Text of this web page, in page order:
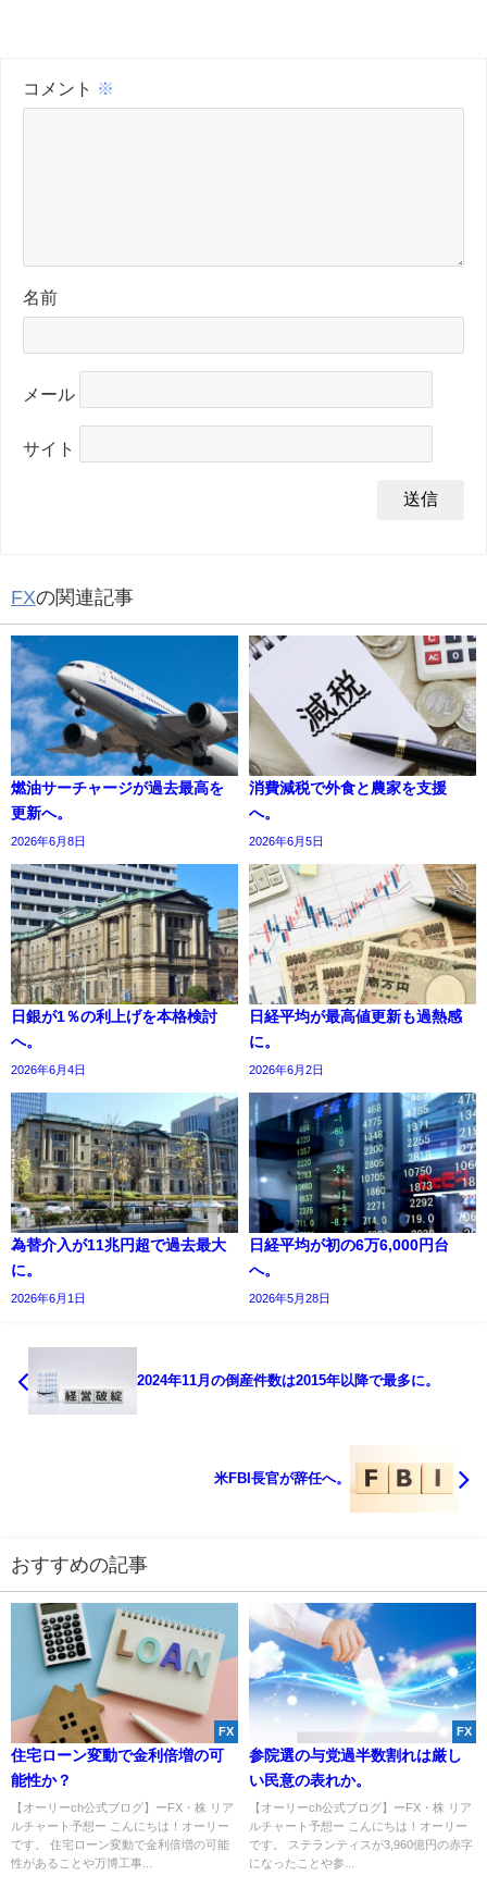
コメント ※
名前
メール
サイト
FXの関連記事
燃油サーチャージが過去最高を
更新へ。
2026年6月8日
消費減税で外食と農家を支援
へ。
2026年6月5日
日銀が1％の利上げを本格検討
へ。
2026年6月4日
日経平均が最高値更新も過熱感
に。
2026年6月2日
為替介入が11兆円超で過去最大
に。
2026年6月1日
日経平均が初の6万6,000円台
へ。
2026年5月28日
2024年11月の倒産件数は2015年以降で最多に。
米FBI長官が辞任へ。
おすすめの記事
FX
住宅ローン変動で金利倍増の可
能性か？
【オーリーch公式ブログ】ーFX・株 リア
ルチャート予想ー こんにちは！オーリー
です。 住宅ローン変動で金利倍増の可能
性があることや万博工事...
FX
参院選の与党過半数割れは厳し
い民意の表れか。
【オーリーch公式ブログ】ーFX・株 リア
ルチャート予想ー こんにちは！オーリー
です。 ステランティスが3,960億円の赤字
になったことや参...